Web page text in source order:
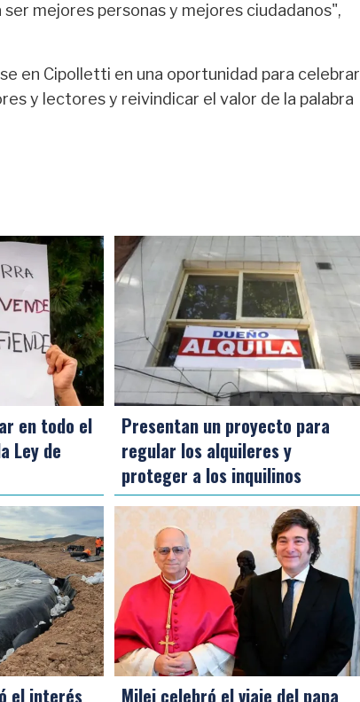
mejores personas y mejores ciudadanos",
en Cipolletti en una oportunidad para celebrar
y lectores y reivindicar el valor de la palabra
en todo el
Ley de
Presentan un proyecto para
regular los alquileres y
proteger a los inquilinos
el interés Milei celebró el viaje del papa